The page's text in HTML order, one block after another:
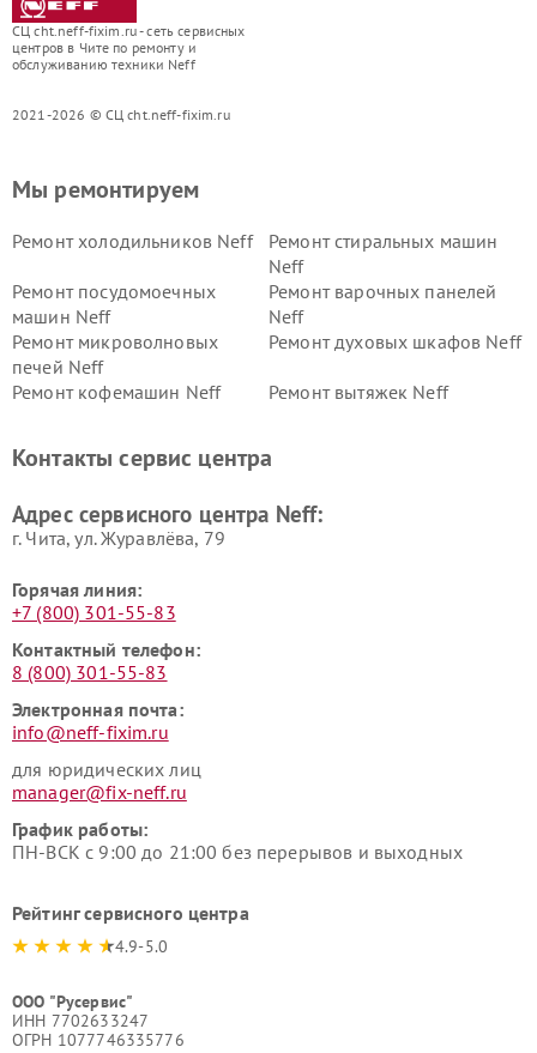
СЦ cht.neff-fixim.ru - сеть сервисных
центров в Чите по ремонту и
обслуживанию техники Neff
2021-2026 © СЦ cht.neff-fixim.ru
Мы ремонтируем
Ремонт холодильников Neff
Ремонт стиральных машин
Neff
Ремонт посудомоечных
машин Neff
Ремонт варочных панелей
Neff
Ремонт микроволновых
печей Neff
Ремонт духовых шкафов Neff
Ремонт кофемашин Neff Ремонт вытяжек Neff
Контакты сервис центра
Адрес сервисного центра Neff:
г. Чита, ул. Журавлёва, 79
Горячая линия:
+7 (800) 301-55-83
Контактный телефон:
8 (800) 301-55-83
Электронная почта:
info@neff-fixim.ru
для юридических лиц
manager@fix-neff.ru
График работы:
ПН-ВСК с 9:00 до 21:00 без перерывов и выходных
Рейтинг сервисного центра
4.9-5.0
ООО "Русервис"
ИНН 7702633247
ОГРН 1077746335776